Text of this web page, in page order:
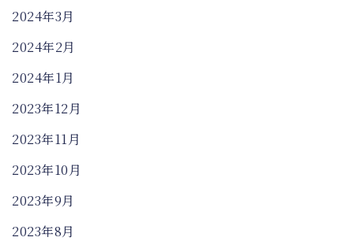
2024年3月
2024年2月
2024年1月
2023年12月
2023年11月
2023年10月
2023年9月
2023年8月